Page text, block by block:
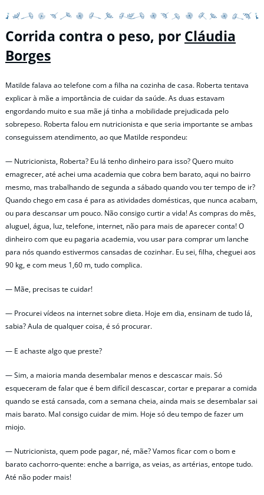
Corrida contra o peso, por Cláudia
Borges
Matilde falava ao telefone com a filha na cozinha de casa. Roberta tentava
explicar à mãe a importância de cuidar da saúde. As duas estavam
engordando muito e sua mãe já tinha a mobilidade prejudicada pelo
sobrepeso. Roberta falou em nutricionista e que seria importante se ambas
conseguissem atendimento, ao que Matilde respondeu:
— Nutricionista, Roberta? Eu lá tenho dinheiro para isso? Quero muito
emagrecer, até achei uma academia que cobra bem barato, aqui no bairro
mesmo, mas trabalhando de segunda a sábado quando vou ter tempo de ir?
Quando chego em casa é para as atividades domésticas, que nunca acabam,
ou para descansar um pouco. Não consigo curtir a vida! As compras do mês,
aluguel, água, luz, telefone, internet, não para mais de aparecer conta! O
dinheiro com que eu pagaria academia, vou usar para comprar um lanche
para nós quando estivermos cansadas de cozinhar. Eu sei, filha, cheguei aos
90 kg, e com meus 1,60 m, tudo complica.
— Mãe, precisas te cuidar!
— Procurei vídeos na internet sobre dieta. Hoje em dia, ensinam de tudo lá,
sabia? Aula de qualquer coisa, é só procurar.
— E achaste algo que preste?
— Sim, a maioria manda desembalar menos e descascar mais. Só
esqueceram de falar que é bem difícil descascar, cortar e preparar a comida
quando se está cansada, com a semana cheia, ainda mais se desembalar sai
mais barato. Mal consigo cuidar de mim. Hoje só deu tempo de fazer um
miojo.
— Nutricionista, quem pode pagar, né, mãe? Vamos ficar com o bom e
barato cachorro-quente: enche a barriga, as veias, as artérias, entope tudo.
Até não poder mais!